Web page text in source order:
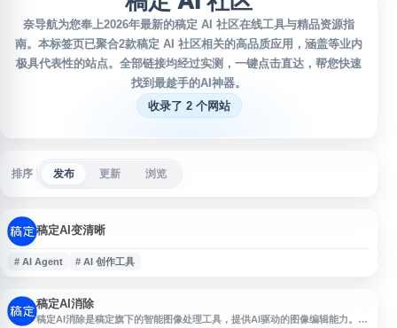
奈导航为您奉上2026年最新的稿定 AI 社区在线工具与精品资源指
南。本标签页已聚合2款稿定 AI 社区相关的高品质应用，涵盖等业内
极具代表性的站点。全部链接均经过实测，一键点击直达，帮您快速
找到最趁手的AI神器。
收录了 2 个网站
排序 发布 更新 浏览
稿定AI变清晰
# AI Agent # AI 创作工具
稿定AI消除
稿定AI消除是稿定旗下的智能图像处理工具，提供AI驱动的图像编辑能力。该